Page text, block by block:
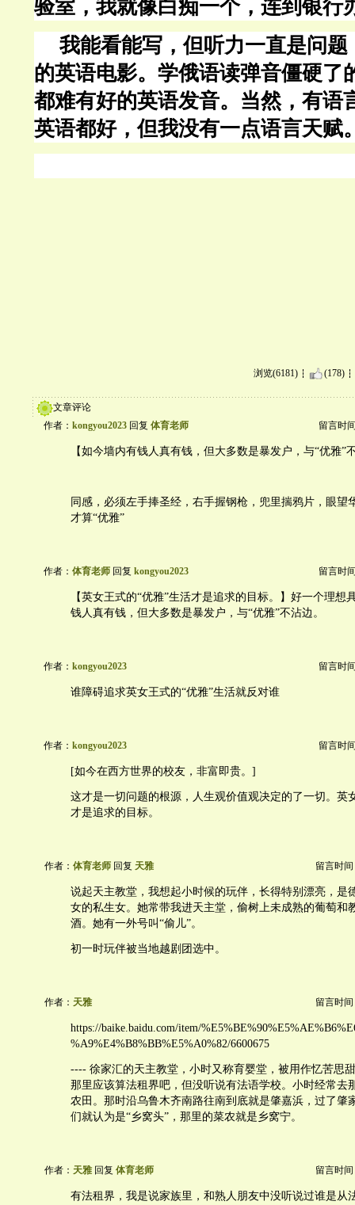
验室，我就像白痴一个，连到银行
我能看能写，但听力一直是问
的英语电影。学俄语读弹音僵硬了
都难有好的英语发音。当然，有语
英语都好，但我没有一点语言天赋
浏览(6181) (178)
文章评论
作者： kongyou2023 回复 体育老师 留言时
【如今墙内有钱人真有钱，但大多数是暴发户，与“优雅”
同感，必须左手捧圣经，右手握钢枪，兜里揣鸦片，眼望
才算“优雅”
作者： 体育老师 回复 kongyou2023 留言时
【英女王式的“优雅”生活才是追求的目标。】好一个理想
钱人真有钱，但大多数是暴发户，与“优雅”不沾边。
作者： kongyou2023 留言时
谁障碍追求英女王式的“优雅”生活就反对谁
作者： kongyou2023 留言时
[如今在西方世界的校友，非富即贵。]
这才是一切问题的根源，人生观价值观决定的了一切。英
才是追求的目标。
作者： 体育老师 回复 天雅 留言时间
说起天主教堂，我想起小时候的玩伴，长得特别漂亮，是
女的私生女。她常带我进天主堂，偷树上未成熟的葡萄和
酒。她有一外号叫“偷儿”。
初一时玩伴被当地越剧团选中。
作者： 天雅 留言时间
https://baike.baidu.com/item/
%A9%E4%B8%BB%E5%A0%82/6600675
---- 徐家汇的天主教堂，小时又称育婴堂，被用作忆苦思
那里应该算法租界吧，但没听说有法语学校。小时经常去
农田。那时沿乌鲁木齐南路往南到底就是肇嘉浜，过了肇
们就认为是“乡窝头”，那里的菜农就是乡窝宁。
作者： 天雅 回复 体育老师 留言时间
有法租界，我是说家族里，和熟人朋友中没听说过谁是从